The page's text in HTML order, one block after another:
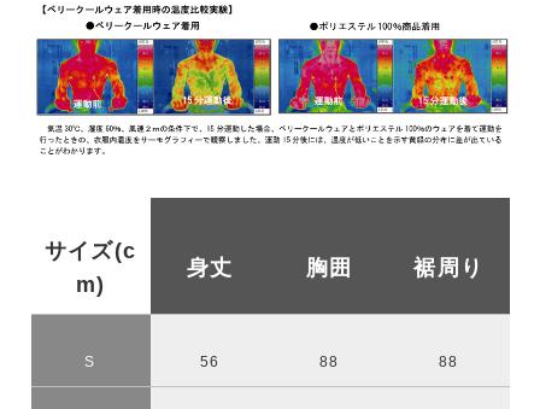
サイズ(c
m)
身丈 胸囲 裾周り
S 56 88 88